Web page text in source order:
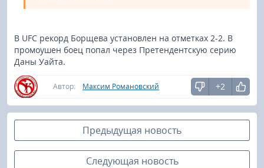
В UFC рекорд Борщева установлен на отметках 2-2. В
промоушен боец попал через Претендентскую серию
Даны Уайта.
Автор: Максим Романовский +2
Предыдущая новость
Следующая новость